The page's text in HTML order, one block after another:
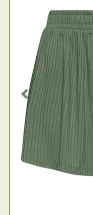
Previous